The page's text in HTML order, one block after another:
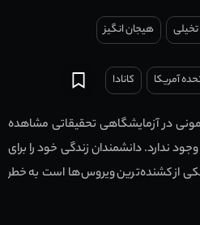
هیجان انگیز
آمریکا کانادا
در میمونی در آزمایشگاهی تحقیقاتی مشاهده
ندارد. دانشمندان زندگی خود را برای
از کشنده‌ترین ویروس‌ها است به خطر